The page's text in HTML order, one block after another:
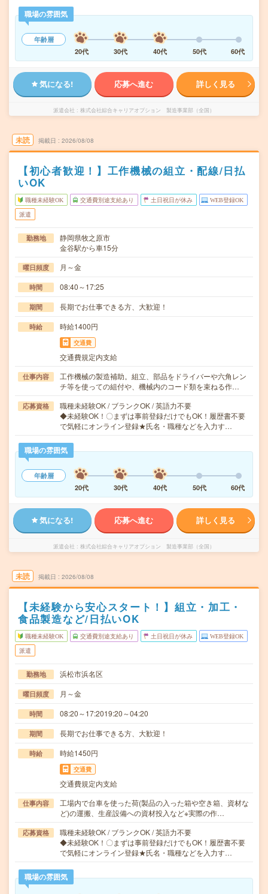
職場の雰囲気
年齢層
20代
30代 40代 50代 60代
気になる! 応募へ進む 詳しく見る
派遣会社 株式会社綜合キャリアオプション 製造事業部（全国）
未読 掲載日 2026/08/08
【初心者歓迎！】工作機械の組立・配線/日払
いOK
職種未経験OK 交通費別途支給あり 土日祝日が休み WEB登録OK
派遣
勤務地
静岡県牧之原市
金谷駅から車15分
曜日頻度 月～金
時間 08:40～17:25
期間 長期でお仕事できる方、大歓迎！
時給 時給1400円
交通費
交通費規定内支給
仕事内容
工作機械の製造補助。組立、部品をドライバーや六角レン
チ等を使っての組付や、機械内のコード類を束ねる作…
応募資格
職種未経験OK / ブランクOK / 英語力不要
◆未経験OK！〇まずは事前登録だけでもOK！履歴書不要
で気軽にオンライン登録★氏名・職種などを入力す…
職場の雰囲気
年齢層
20代
30代 40代 50代 60代
気になる! 応募へ進む 詳しく見る
派遣会社 株式会社綜合キャリアオプション 製造事業部（全国）
未読 掲載日 2026/08/08
【未経験から安心スタート！】組立・加工・
食品製造など/日払いOK
職種未経験OK 交通費別途支給あり 土日祝日が休み WEB登録OK
派遣
勤務地 浜松市浜名区
曜日頻度 月～金
時間 08:20～17:2019:20～04:20
期間 長期でお仕事できる方、大歓迎！
時給 時給1450円
交通費
交通費規定内支給
仕事内容
工場内で台車を使った荷(製品の入った箱や空き箱、資材な
ど)の運搬、生産設備への資材投入など※実際の作…
応募資格
職種未経験OK / ブランクOK / 英語力不要
◆未経験OK！〇まずは事前登録だけでもOK！履歴書不要
で気軽にオンライン登録★氏名・職種などを入力す…
職場の雰囲気